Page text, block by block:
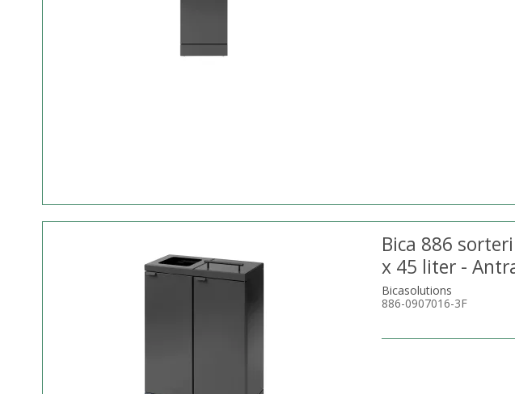
Bica 886
x 45 liter -
Bicasolutions
886-0907016-3F